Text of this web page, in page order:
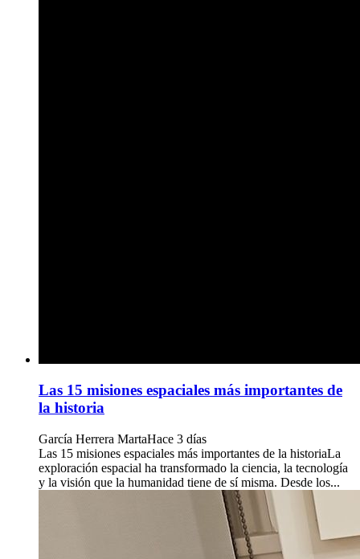
Las 15 misiones espaciales más importantes de
la historia
García Herrera MartaHace 3 días
Las 15 misiones espaciales más importantes de la historiaLa
exploración espacial ha transformado la ciencia, la tecnología
y la visión que la humanidad tiene de sí misma. Desde los...